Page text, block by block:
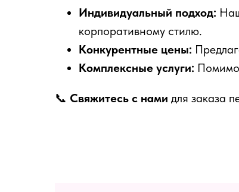
Индивидуальный подход:
корпоративному стилю.
Конкурентные цены:
Комплексные услуги: Помимо
📞 Свяжитесь с нами для заказа